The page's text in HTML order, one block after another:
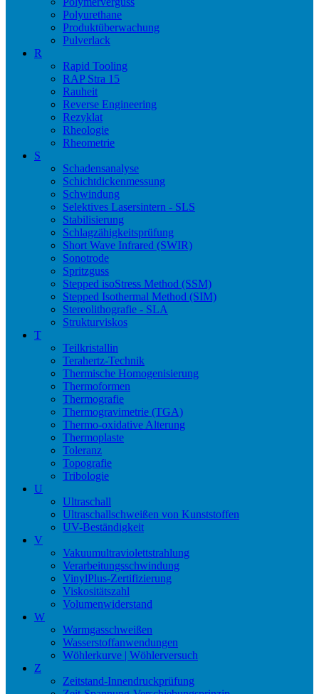
Polyurethane
Produktüberwachung
Pulverlack
R
Rapid Tooling
RAP Stra 15
Rauheit
Reverse Engineering
Rezyklat
Rheologie
Rheometrie
S
Schadensanalyse
Schichtdickenmessung
Schwindung
Selektives Lasersintern - SLS
Stabilisierung
Schlagzähigkeitsprüfung
Short Wave Infrared (SWIR)
Sonotrode
Spritzguss
Stepped isoStress Method (SSM)
Stepped Isothermal Method (SIM)
Stereolithografie - SLA
Strukturviskos
T
Teilkristallin
Terahertz-Technik
Thermische Homogenisierung
Thermoformen
Thermografie
Thermogravimetrie (TGA)
Thermo-oxidative Alterung
Thermoplaste
Toleranz
Topografie
Tribologie
U
Ultraschall
Ultraschallschweißen von Kunststoffen
UV-Beständigkeit
V
Vakuumultraviolettstrahlung
Verarbeitungsschwindung
VinylPlus-Zertifizierung
Viskositätszahl
Volumenwiderstand
W
Warmgasschweißen
Wasserstoffanwendungen
Wöhlerkurve | Wöhlerversuch
Z
Zeitstand-Innendruckprüfung